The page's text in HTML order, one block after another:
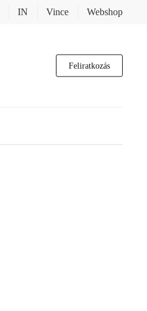
IN Vince Webshop
Feliratkozás